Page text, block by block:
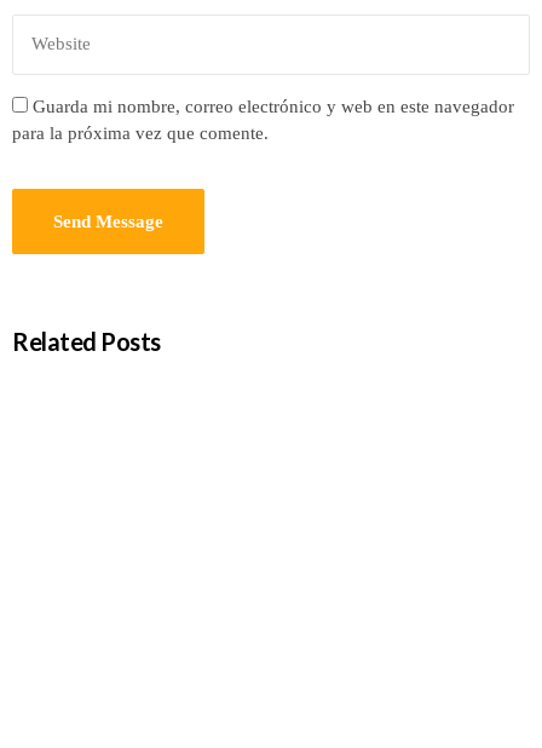
Guarda mi nombre, correo electrónico y web en este navegador
para la próxima vez que comente.
Related Posts